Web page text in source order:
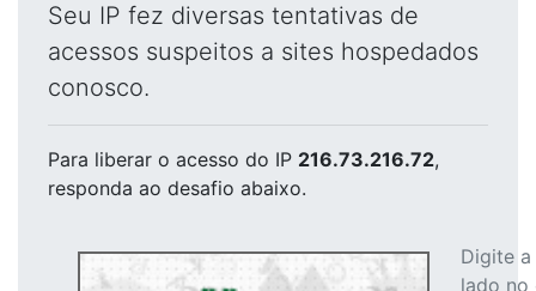
Seu IP fez diversas tentativas de
acessos suspeitos a sites hospedados
conosco.
Para liberar o acesso do IP 216.73.216.72,
responda ao desafio abaixo.
Digite
lado no